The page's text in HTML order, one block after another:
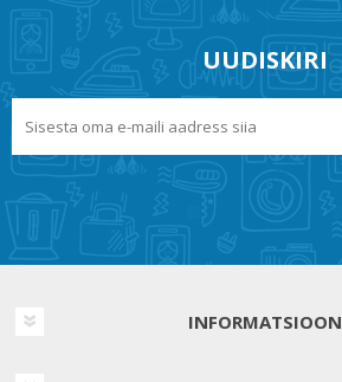
UUDISKIRI
INFORMATSIOON